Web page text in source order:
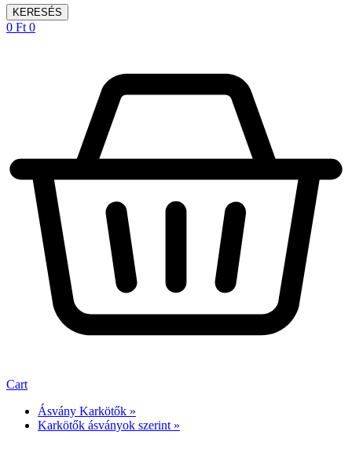
KERESÉS
0 Ft 0
Cart
Ásvány Karkötők »
Karkötők ásványok szerint »